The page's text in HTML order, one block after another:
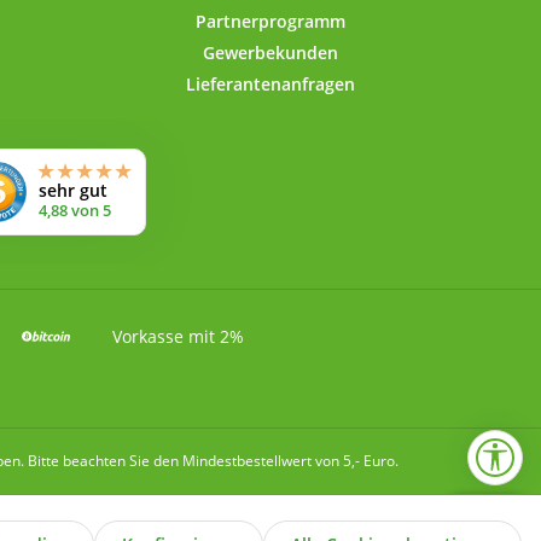
Partnerprogramm
Gewerbekunden
Lieferantenanfragen
Vorkasse mit 2%
Bitte beachten Sie den Mindestbestellwert von 5,- Euro.